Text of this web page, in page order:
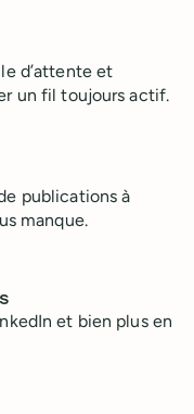
d’attente et
un fil toujours actif.
publications à
manque.
et bien plus en